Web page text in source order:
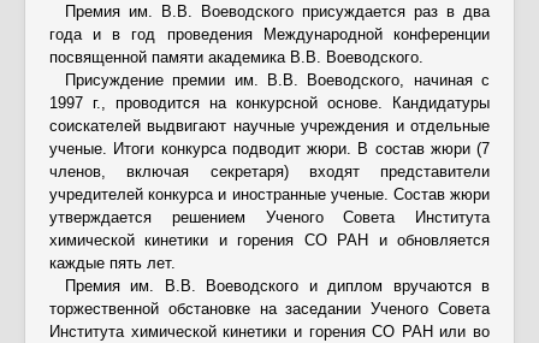
Премия им. В.В. Воеводского присуждается раз в два
года и в год проведения Международной конференции
посвященной памяти академика В.В. Воеводского.
Присуждение премии им. В.В. Воеводского, начиная с
1997 г., проводится на конкурсной основе. Кандидатуры
соискателей выдвигают научные учреждения и отдельные
ученые. Итоги конкурса подводит жюри. В состав жюри (7
членов, включая секретаря) входят представители
учредителей конкурса и иностранные ученые. Состав жюри
утверждается решением Ученого Совета Института
химической кинетики и горения СО РАН и обновляется
каждые пять лет.
Премия им. В.В. Воеводского и диплом вручаются в
торжественной обстановке на заседании Ученого Совета
Института химической кинетики и горения СО РАН или во